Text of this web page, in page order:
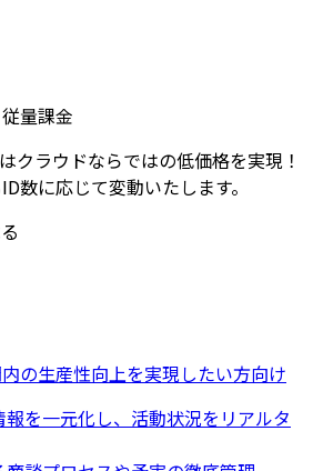
量課金
はクラウドならではの低価格を実現！
数に応じて変動いたします。
の生産性向上を実現したい方向け
を一元化し、活動状況をリアルタ